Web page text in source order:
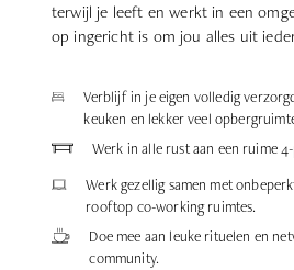
terwijl je leeft en werkt in een
op ingericht is om jou alles uit
Verblijf in je eigen volledig
keuken en lekker veel
Werk in alle rust aan een ruime
Werk gezellig samen met
rooftop co-working ruimtes.
Doe mee aan leuke rituelen en
community.